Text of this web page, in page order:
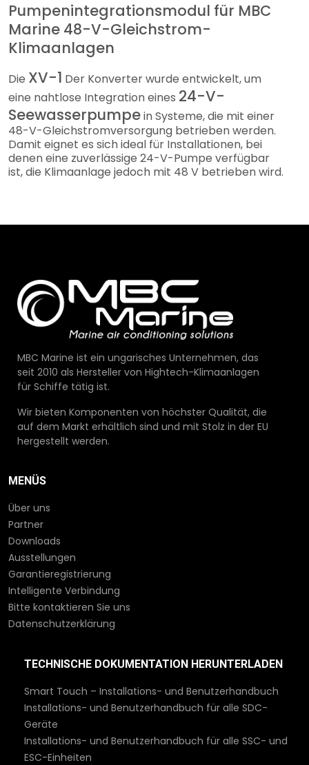
Pumpenintegrationsmodul für MBC
Marine 48-V-Gleichstrom-
Klimaanlagen
Die XV-1 Der Konverter wurde entwickelt, um
eine nahtlose Integration eines 24-V-
Seewasserpumpein Systeme, die mit einer
48-V-Gleichstromversorgung betrieben werden.
Damit eignet es sich ideal für Installationen, bei
denen eine zuverlässige 24-V-Pumpe verfügbar
ist, die Klimaanlage jedoch mit 48 V betrieben wird.
MBC Marine ist ein ungarisches Unternehmen, das
seit 2010 als Hersteller von Hightech-Klimaanlagen
für Schiffe tätig ist.
Wir bieten Komponenten von höchster Qualität, die
auf dem Markt erhältlich sind und mit Stolz in der EU
hergestellt werden.
MENÜS
Über uns
Partner
Downloads
Ausstellungen
Garantieregistrierung
Intelligente Verbindung
Bitte kontaktieren Sie uns
Datenschutzerklärung
TECHNISCHE DOKUMENTATION HERUNTERLADEN
Smart Touch – Installations- und Benutzerhandbuch
Installations- und Benutzerhandbuch für alle SDC-
Geräte
Installations- und Benutzerhandbuch für alle SSC- und
ESC-Einheiten